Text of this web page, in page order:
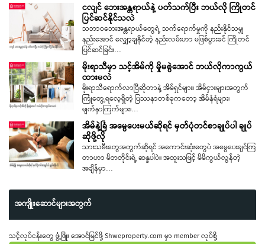
ငလျင် ဘေးအန္တရာယ်နဲ့ ပတ်သက်ပြီး ဘယ်လို ကြိုတင်
ပြင်ဆင်နိုင်သလဲ
သဘာဝဘေးအန္တရာယ်တွေရဲ့ သက်ရောက်မှုကို နည်းနိုင်သမျှ
နည်းအောင် လျှော့ချနိုင်တဲ့ နည်းလမ်းဟာ မဖြစ်ပွားခင် ကြိုတင်
ပြင်ဆင်ခြင်း…
မိုးရာသီမှာ သင့်အိမ်ကို မှိုမစွဲအောင် ဘယ်လိုကာကွယ်
ထားမလဲ
မိုးရာသီရောက်လာပြီဆိုတာနဲ့ အိမ်ရှင်များ၊ အိမ်ငှားများအတွက်
ကြုံတွေ့ရလေ့ရှိတဲ့ ပြဿနာတစ်ခုကတော့ အိမ်နံရံများ၊
မျက်နှာကြက်များ၊…
အိမ်နဲ့ခြံ အမွေပေးမယ်ဆိုရင် မှတ်ပုံတင်စာချုပ်ပါ ချုပ်
ဆိုဖို့လို
သားသမီးတွေအတွက်ဆိုရင် အကောင်းဆုံးတွေပဲ အမွေပေးချင်ကြ
တာဟာ မိဘတိုင်းရဲ့ ဆန္ဒပါပဲ။ အထူးသဖြင့် မိမိကွယ်လွန်တဲ့
အချိန်မှာ…
အကျိုးဆောင်များအတွက်
သင့်လုပ်ငန်းတွေ ဖွံ့ဖြိုး အောင်မြင်ဖို့ Shweproperty.com မှာ member လုပ်စို့